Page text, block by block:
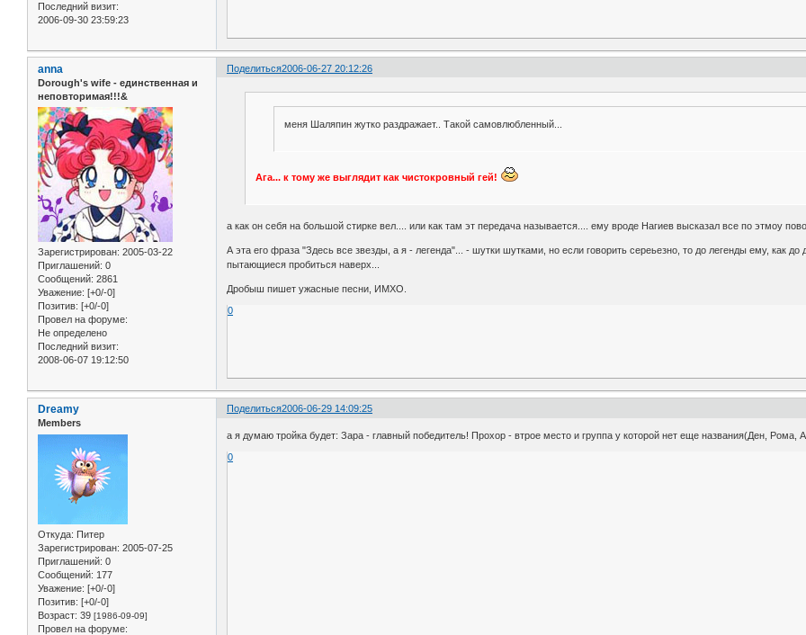
Последний визит:
2006-09-30 23:59:23
Поделиться2006-06-27 20:12:26
anna
Dorough's wife - единственная и
неповторимая!!!&
Зарегистрирован: 2005-03-22
Приглашений: 0
Сообщений: 2861
Уважение: [+0/-0]
Позитив: [+0/-0]
Провел на форуме:
Не определено
Последний визит:
2008-06-07 19:12:50
меня Шаляпин жутко раздражает.. Такой самовлюбленный...
Ага... к тому же выглядит как чистокровный гей!
а как он себя на большой стирке вел.... или как там эт передача называется.... ему вроде Нагиев высказал все по этмоу
А эта его фраза "Здесь все звезды, а я - легенда"... - шутки шутками, но если говорить сереьезно, то до легенды ему, как
пытающиеся пробиться наверх...
Дробыш пишет ужасные песни, ИМХО.
0
Поделиться2006-06-29 14:09:25
Dreamy
Members
Откуда: Питер
Зарегистрирован: 2005-07-25
Приглашений: 0
Сообщений: 177
Уважение: [+0/-0]
Позитив: [+0/-0]
Возраст: 39 [1986-09-09]
Провел на форуме:
а я думаю тройка будет: Зара - главный победитель! Прохор - втрое место и группа у которой нет еще названия(Ден,
0